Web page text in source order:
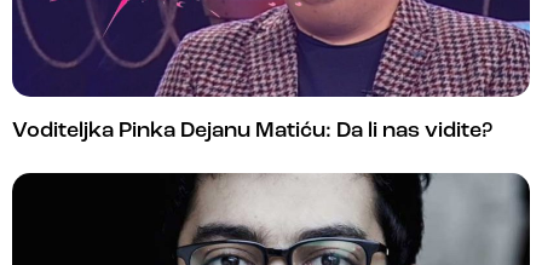
Voditeljka Pinka Dejanu Matiću: Da li nas vidite?